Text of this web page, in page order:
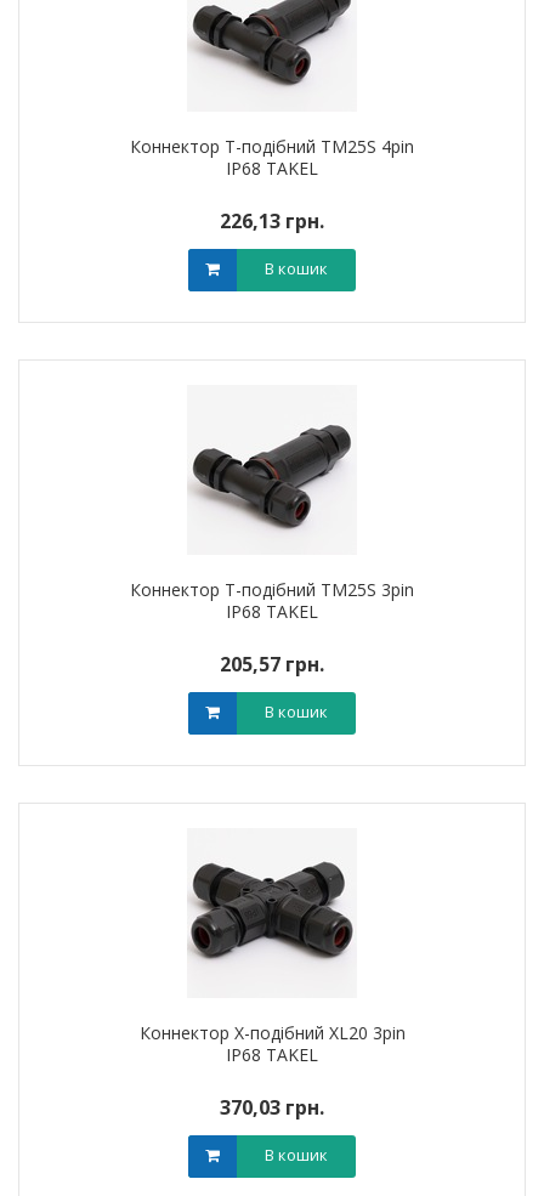
Коннектор T-подібний TM25S 4pin
IP68 TAKEL
226,13 грн.
В кошик
Коннектор T-подібний TM25S 3pin
IP68 TAKEL
205,57 грн.
В кошик
Коннектор X-подібний XL20 3pin
IP68 TAKEL
370,03 грн.
В кошик